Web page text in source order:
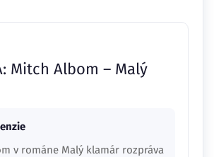
Mitch Albom – Malý
v románe Malý klamár rozpráva